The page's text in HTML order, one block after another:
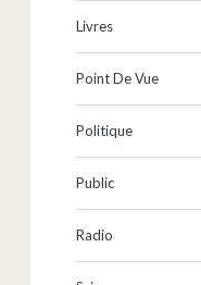
Livres
Point De Vue
Politique
Public
Radio